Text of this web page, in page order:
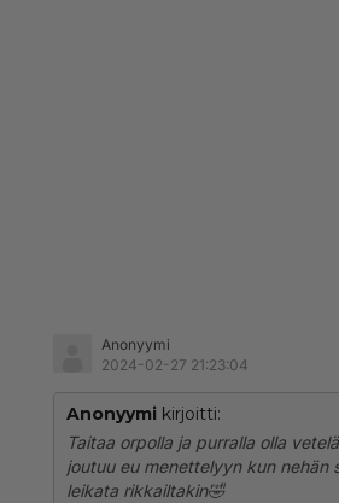
Anonyymi
2024-02-27 21:23:04
Anonyymi kirjoitti:
Taitaa orpolla ja purralla olla
joutuu eu menettelyyn kun nehän
leikata rikkailtakin🤣